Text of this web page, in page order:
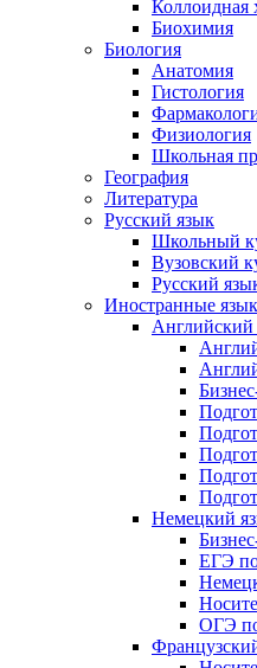
Коллоидная
Биохимия
Биология
Анатомия
Гистология
Физиология
Школьная
География
Литература
Русский язык
Школьный
Вузовский
Русский
Иностранные
Английский
Немецкий
ЕГЭ
ОГЭ